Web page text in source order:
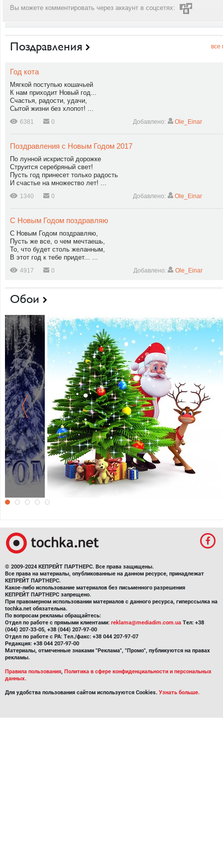
Вы можете комментировать через аккаунт в соцсетях:
Поздравления все
Год кота
Мягкой поступью кошачьей
К нам приходит Новый год...
Счастья, радости, удачи,
Сытой жизни без хлопот! ...
6381 0 Добавлено: Ole_Einar
Поздравления с Новым Годом 2017
По лунной искристой дорожке
Струится серебряный свет!
Пусть год принесет только радость
И счастье на множество лет! ...
1340 0 Добавлено: Ole_Einar
С Новым Годом поздравляю
С Новым Годом поздравляю,
Пусть же все, о чем мечтаешь,
То, что будет столь желанным,
В этот год к тебе придет... ...
4917 0 Добавлено: Ole_Einar
Обои
Прикольные обои к Новому году
© 2009-2024 КЕПРЕЙТ ПАРТНЕРС. Все права защищены.
Все права на материалы, опубликованные на данном ресурсе, принадлежат
КЕПРЕЙТ ПАРТНЕРС.
Какое-либо использование материалов без письменного разрешения
КЕПРЕЙТ ПАРТНЕРС запрещено.
При правомерном использовании материалов с данного ресурса, гиперссылка на
tochka.net обязательна.
По вопросам рекламы обращайтесь:
Отдел по работе с прямыми клиентами: reklama@mediadim.com.ua Тел: +38
(044) 207-33-05, +38 (044) 207-97-00
Отдел по работе с РА: Тел./факс: +38 044 207-97-07
Редакция: +38 044 207-97-00
Материалы, отмеченные знаками "Реклама", "Промо", публикуются на правах
рекламы.
Правила пользования, Политика в сфере конфиденциальности и персональных
данных.
Для удобства пользования сайтом используются Cookies. Узнать больше.